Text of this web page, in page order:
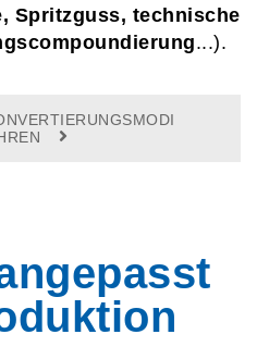
Spritzguss, technische
...).